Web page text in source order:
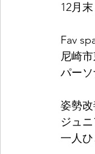
12月
Fav
尼崎
パー
姿勢
ジュ
一人